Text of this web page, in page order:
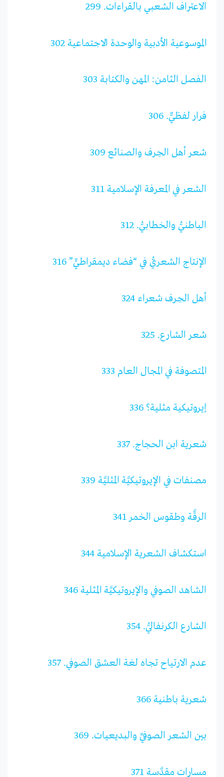
الاعتراف الشعبي بالقراءات. 299
الموسوعية الأدبية والوحدة الاجتماعية 302
الفصل الثامن: المهن والكتابة 303
فرار لفظيٌّ. 306
شعر أهل الحِرف والصنائع 309
الشعر في المعرفة الإسلامية 311
الباطنيُّ والخطابيُّ. 312
الإنتاج الشعريُّ في “فضاء ديمقراطيٍّ” 316
أهل الحِرف شعراء 324
شعر الشارع. 325
المتصوفة في المجال العام 333
إيروتيكية مثلية؟ 336
شعرية ابن الحجاج. 337
مصنفات في الإيروتيكيَّة المثليَّة 339
الرقَّة وطقوس الخمر 341
استكشاف الشعرية الإسلامية 344
الشاهد الصوفي والإيروتيكيَّة المثلية 346
الشارع الكرنفاليُّ. 354
عدم الارتياح تجاه لغة العشق الصوفي. 357
شعرية باطنية 366
بين الشعر الصوفيِّ والبديعيات. 369
مسارات مقدَّسة 371